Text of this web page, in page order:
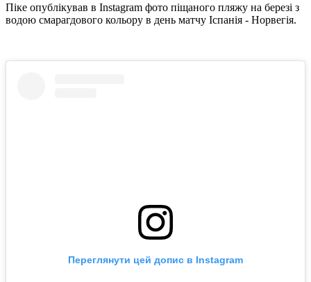
Піке опублікував в Instagram фото піщаного пляжу на березі з
водою смарагдового кольору в день матчу Іспанія - Норвегія.
Переглянути цей допис в Instagram